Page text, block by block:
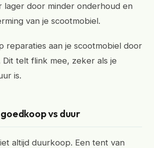
lager door minder onderhoud en
van je scootmobiel.
reparaties aan je scootmobiel door
Dit telt flink mee, zeker als je
is.
vs duur
altijd duurkoop. Een tent van